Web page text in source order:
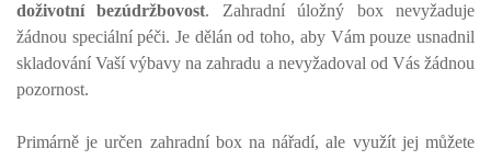
doživotní bezúdržbovost. Zahradní úložný box nevyžaduje
žádnou speciální péči. Je dělán od toho, aby Vám pouze usnadnil
skladování Vaší výbavy na zahradu a nevyžadoval od Vás žádnou
pozornost.
Primárně je určen zahradní box na nářadí, ale využít jej můžete